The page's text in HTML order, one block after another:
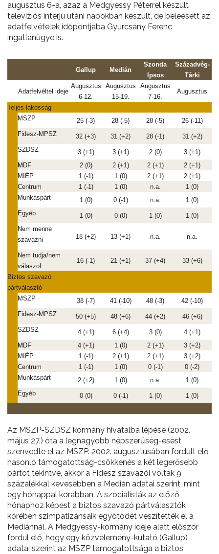
augusztus 6-a, azaz a Medgyessy Péterrel készült
televíziós interjú utáni napokban készült, de beleesett az
adatfelvételek időpontjába Gyurcsány Ferenc
ingatlanügye is.
Gallup Medián
Szonda
Ipsos
Századvég-
Tárki
Adatfelvéltel ideje
Augusztus
6-12.
Augusztus
15-19.
Augusztus
7-16.
Augusztus
Teljes lakosság
MSZP
25 (-3) 28 (-5) 28 (-5)
26 (-11)
Fidesz-MPSZ
32 (+3) 31 (+2) 28 (-1)
31 (+2)
SZDSZ
3 (+1) 3 (+1) 2 (0)
3 (+1)
MDF
2 (0) 2 (+1) 2 (+1)
2 (+1)
MIÉP
1 (-1) 1 (0) 2 (+1)
2 (+1)
Centrum
1 (-1) 1 (0) n.a.
1 (0)
Munkáspárt
1 (0) 0 (-1) n.a.
1 (0)
Egyéb
1 (0) 0 (0) 1 (0)
1 (0)
Nem menne
szavazni
18 (+2) 13 (+1) n.a. n.a.
Nem tudja/nem
válaszol
16 (-1) 21 (+1) 37 (+4) 33 (+6)
Biztos szavazó
pártválasztó
MSZP
38 (-7) 41 (-10) 48 (-3)
42 (-10)
Fidesz-MPSZ
50 (+5) 48 (+6) 44 (+2)
46 (+6)
SZDSZ
4 (+1) 6 (+4) 3 (0)
4 (+1)
MDF
4 (+1) 1 (0) 2 (+1)
3 (+2)
MIÉP
1 (-1) 2 (+1) 2 (+1)
3 (+2)
Centrum
1 (-1) 1 (0) 0 (-1)
0 (-2)
Munkáspárt
2 (+2) 1 (0) n.a.
1 (0)
Egyéb
0 (0) 0 (-1) 1 (0) 1 (0)
Az MSZP-SZDSZ kormány hivatalba lépése (2002.
május 27.) óta a legnagyobb népszerűség-esést
szenvedte el az MSZP. 2002. augusztusában fordult elő
hasonló támogatottság-csökkenés a két legerősebb
pártot tekintve, akkor a Fidesz szavazói voltak 9
százalékkal kevesebben a Medián adatai szerint, mint
egy hónappal korábban. A szocialisták az előző
hónaphoz képest a biztos szavazó pártválasztók
körében szimpatizánsaik egyötödét veszítették el a
Mediánnál. A Medgyessy-kormány ideje alatt először
fordul elő, hogy egy közvélemény-kutató (Gallup)
adatai szerint az MSZP támogatottsága a biztos